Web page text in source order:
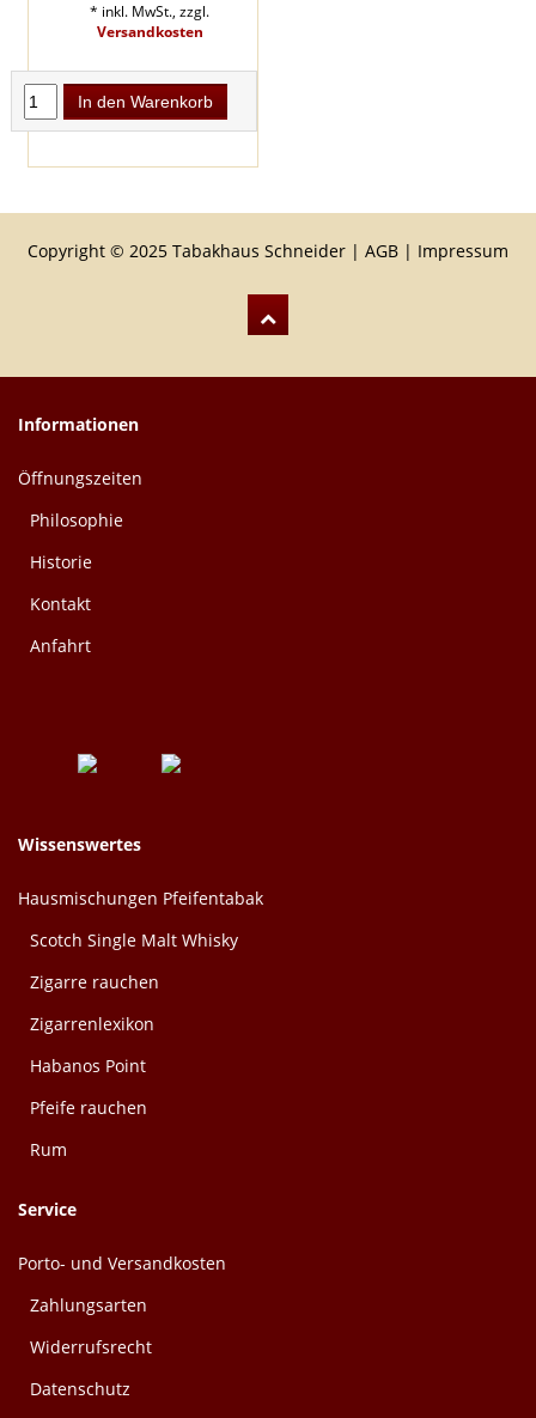
* inkl. MwSt., zzgl.
Versandkosten
In den Warenkorb
Copyright © 2025 Tabakhaus Schneider | AGB | Impressum
Informationen
Öffnungszeiten
Philosophie
Historie
Kontakt
Anfahrt
Wissenswertes
Hausmischungen Pfeifentabak
Scotch Single Malt Whisky
Zigarre rauchen
Zigarrenlexikon
Habanos Point
Pfeife rauchen
Rum
Service
Porto- und Versandkosten
Zahlungsarten
Widerrufsrecht
Datenschutz